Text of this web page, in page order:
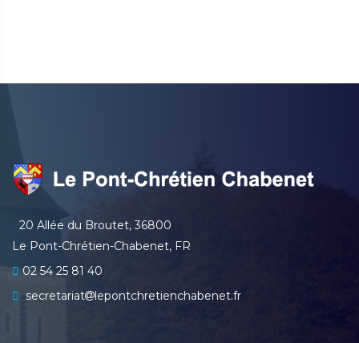
20 Allée du Broutet, 36800
Le Pont-Chrétien-Chabenet, FR
02 54 25 81 40
secretariat
lepontchretienchabenet.fr